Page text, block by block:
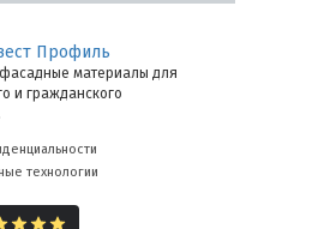
материалы для
и гражданского
технологии